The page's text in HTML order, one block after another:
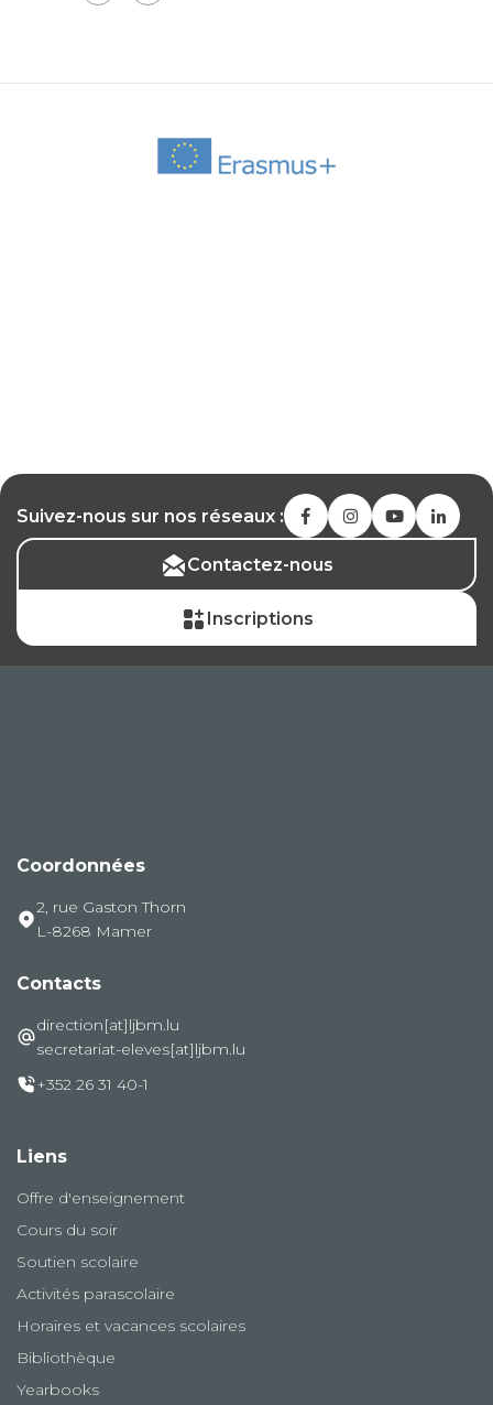
Suivez-nous sur nos réseaux :
Contactez-nous
Inscriptions
Coordonnées
2, rue Gaston Thorn
L-8268 Mamer
Contacts
direction[at]ljbm.lu
secretariat-eleves[at]ljbm.lu
+352 26 31 40-1
Liens
Offre d'enseignement
Cours du soir
Soutien scolaire
Activités parascolaire
Horaires et vacances scolaires
Bibliothèque
Yearbooks